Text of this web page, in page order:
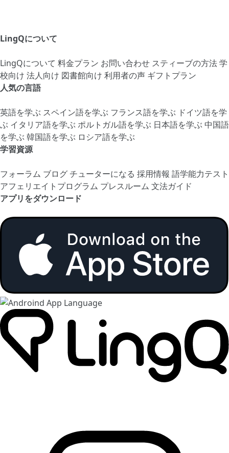
LingQについて
LingQについて 料金プラン お問い合わせ スティーブの方法学
校向け 法人向け 図書館向け 利用者の声 ギフトプラン
人気の言語
英語を学ぶ スペイン語を学ぶ フランス語を学ぶ ドイツ語を学
ぶ イタリア語を学ぶ ポルトガル語を学ぶ 日本語を学ぶ 中国語
を学ぶ 韓国語を学ぶ ロシア語を学ぶ
学習資源
フォーラム ブログチューターになる 採用情報 語学能力テスト
アフェリエイトプログラム プレスルーム 文法ガイド
アプリをダウンロード